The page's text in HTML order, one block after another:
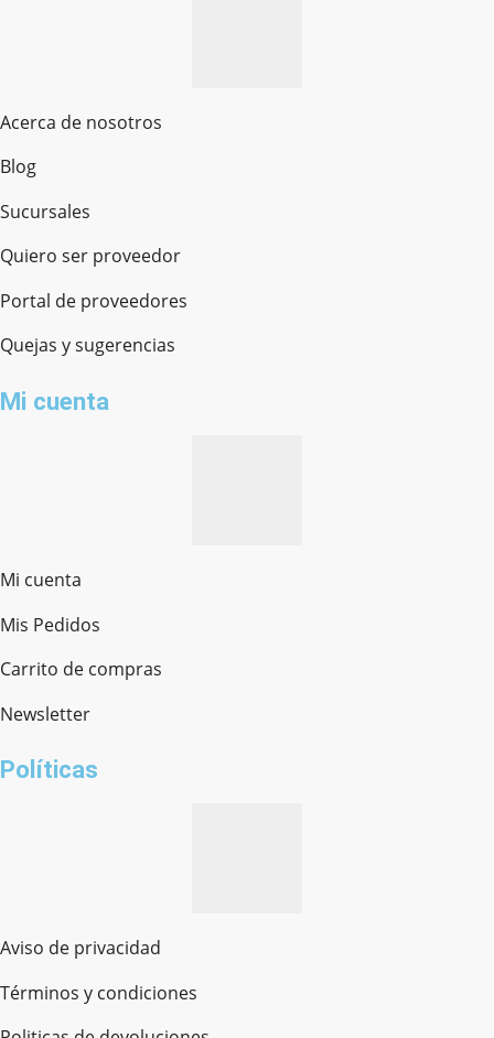
Acerca de nosotros
Blog
Sucursales
Quiero ser proveedor
Portal de proveedores
Quejas y sugerencias
Mi cuenta
Mi cuenta
Mis Pedidos
Carrito de compras
Newsletter
Políticas
Aviso de privacidad
Términos y condiciones